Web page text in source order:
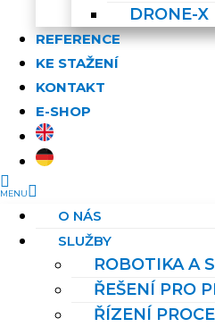
DRONE-X
REFERENCE
KE STAŽENÍ
KONTAKT
E-SHOP
O NÁS
SLUŽBY
ROBOTIKA A
ŘEŠENÍ PRO
ŘÍZENÍ